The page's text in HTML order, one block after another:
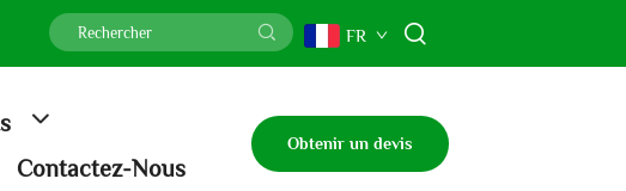
FR
Contactez-Nous
Obtenir un devis